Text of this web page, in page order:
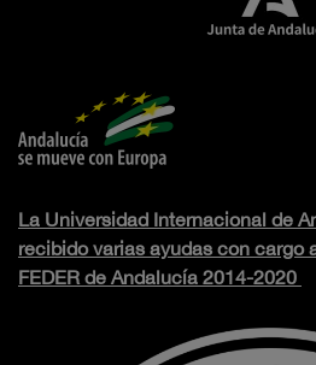
La Universidad Internacional de
recibido varias ayudas con cargo
FEDER de Andalucía 2014-2020